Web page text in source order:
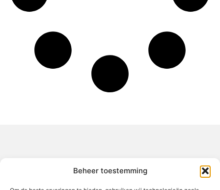
Beheer toestemming
Jouw gids voor inspiratie en tips uit het dagelijks leven.
Ontdek een brede verzameling blogs en artikelen die je helpen
om het meeste uit elke dag te halen, met praktische adviezen